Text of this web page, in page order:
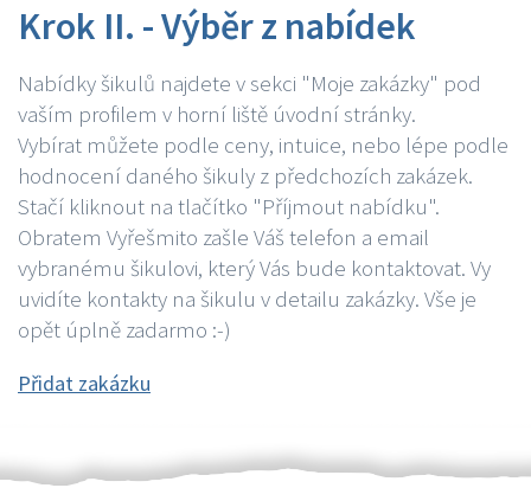
Krok II. - Výběr z nabídek
Nabídky šikulů najdete v sekci "Moje zakázky" pod
vaším profilem v horní liště úvodní stránky.
Vybírat můžete podle ceny, intuice, nebo lépe podle
hodnocení daného šikuly z předchozích zakázek.
Stačí kliknout na tlačítko "Příjmout nabídku".
Obratem Vyřešmito zašle Váš telefon a email
vybranému šikulovi, který Vás bude kontaktovat. Vy
uvidíte kontakty na šikulu v detailu zakázky. Vše je
opět úplně zadarmo :-)
Přidat zakázku